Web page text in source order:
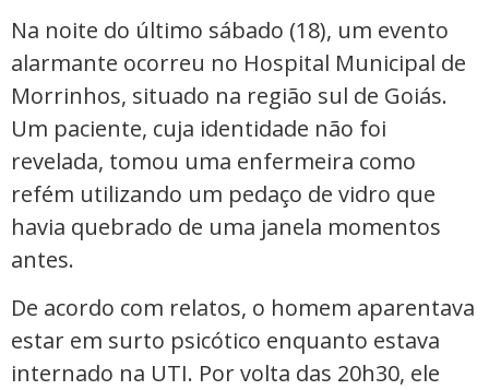
Na noite do último sábado (18), um evento
alarmante ocorreu no Hospital Municipal de
Morrinhos, situado na região sul de Goiás.
Um paciente, cuja identidade não foi
revelada, tomou uma enfermeira como
refém utilizando um pedaço de vidro que
havia quebrado de uma janela momentos
antes.
De acordo com relatos, o homem aparentava
estar em surto psicótico enquanto estava
internado na UTI. Por volta das 20h30, ele